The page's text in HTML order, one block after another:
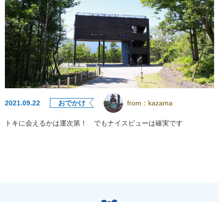
2021.09.22 おでかけ from： kazama
トキに会えるかは運次第！ でもナイスビューは確実です